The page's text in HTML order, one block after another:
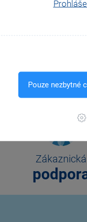
Pouze nezbytné
Zákaznická